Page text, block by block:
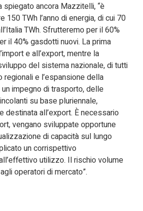
spiegato ancora Mazzitelli, “è
150 TWh l’anno di energia, di cui 70
TWh. Sfrutteremo per il 60%
il 40% gasdotti nuovi. La prima
e all’export, mentre la
del sistema nazionale, di tutti
e l’espansione della
impegno di trasporto, delle
su base pluriennale,
destinata all’export. È necessario
vengano sviluppate opportune
di capacità sul lungo
un corrispettivo
utilizzo. Il rischio volume
operatori di mercato”.